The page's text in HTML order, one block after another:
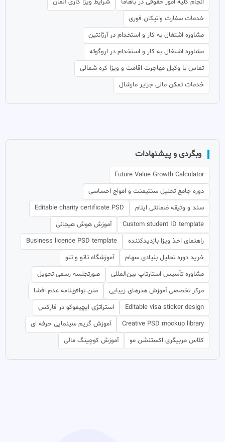
انجام کلیه امور حقوقی در باهاما
شرایط ویزا کاری آلمان
خدمات سفارت واتیکان فوری
مشاوره اشتغال به کار و استخدام در آرژانتین
مشاوره اشتغال به کار و استخدام در اروگوئه
تماس با وکیل مهاجرت اقامت و ویزا کره شمالی
خدمات تمکن مالی جزایر مارشال
وبگردی و پیشنهادات
Future Value Growth Calculator
دوره جامع تحلیل سنتیمنت و امواج احساسی
سند و وثیقه ضمانتی ایلام
Editable charity certificate PSD
Custom student ID template
آموزش هوش هیجانی
راهنمای اخذ ویزا بازدیدکننده
Business licence PSD template
خرید دوره تحلیل بنیادی سهام
آموزشگاه تاتو و تتو
مشاوره تأسیس استارتاپ بین‌المللی
صورتجلسه رسمی تحویل
مرکز تخصصی آموزش هنرهای زیبایی
متن توافق‌نامه عدم افشا
Editable visa sticker design
استراتژی ایچیموکو در فارکس
Creative PSD mockup library
آموزش گریم سینمایی حرفه ای
کلاس مربیگری اکستنشن مو
آموزش کوچینگ مالی